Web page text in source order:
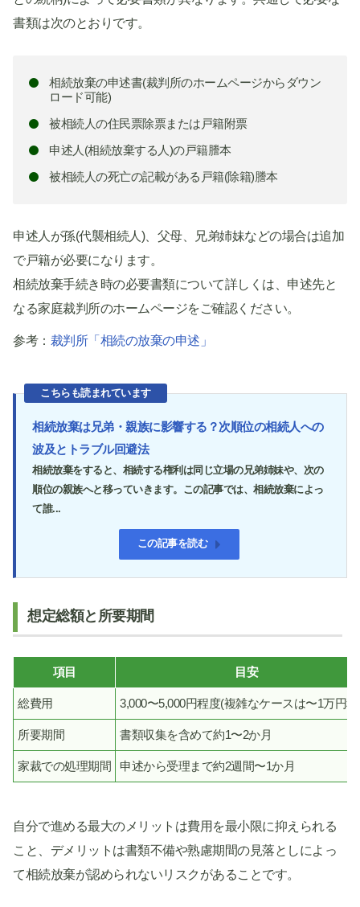
書類は次のとおりです。
相続放棄の申述書(裁判所のホームページからダウン
ロード可能)
被相続人の住民票除票または戸籍附票
申述人(相続放棄する人)の戸籍謄本
被相続人の死亡の記載がある戸籍(除籍)謄本
申述人が孫(代襲相続人)、父母、兄弟姉妹などの場合は追加
で戸籍が必要になります。
相続放棄手続き時の必要書類について詳しくは、申述先と
なる家庭裁判所のホームページをご確認ください。
参考： 裁判所「相続の放棄の申述」
こちらも読まれています
相続放棄は兄弟・親族に影響する？次順位の相続人への
波及とトラブル回避法
相続放棄をすると、相続する権利は同じ立場の兄弟姉妹や、次の
順位の親族へと移っていきます。この記事では、相続放棄によっ
て誰...
この記事を読む
想定総額と所要期間
項目 目安
総費用 3,000〜5,000円程度(複雑なケースは〜1万円
所要期間 書類収集を含めて約1〜2か月
家裁での処理期間 申述から受理まで約2週間〜1か月
自分で進める最大のメリットは費用を最小限に抑えられる
こと、デメリットは書類不備や熟慮期間の見落としによっ
て相続放棄が認められないリスクがあることです。